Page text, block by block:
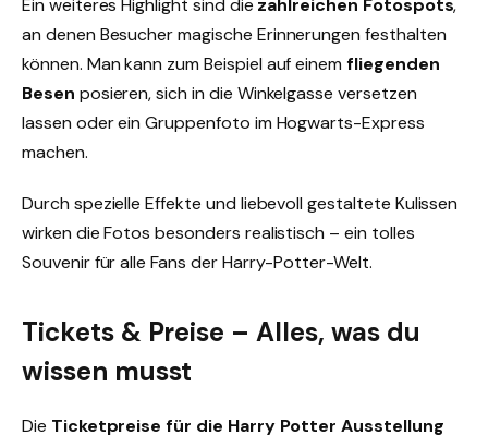
an denen Besucher magische Erinnerungen festhalten
können. Man kann zum Beispiel auf einemfliegenden
Besen posieren, sich in die Winkelgasse versetzen
lassen oder ein Gruppenfoto im Hogwarts-Express
machen.
Durch spezielle Effekte und liebevoll gestaltete Kulissen
wirken die Fotos besonders realistisch – ein tolles
Souvenir für alle Fans der Harry-Potter-Welt.
Tickets & Preise – Alles, was du
wissen musst
Die Ticketpreise für die Harry Potter Ausstellung